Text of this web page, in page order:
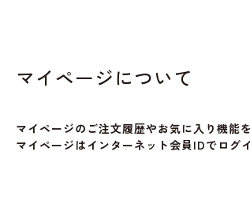
マイページについて
マイページのご注文履歴やお気に入り機能
マイページはインターネット会員IDでログ